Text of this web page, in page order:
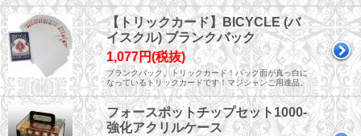
【トリックカード】BICYCLE (バ
イスクル) ブランクバック
1,077円(税抜)
ブランクバック、トリックカード！バック面が真っ白に
なっているトリックカードです！マジシャンご用達品。
フォースポットチップセット1000-
強化アクリルケース